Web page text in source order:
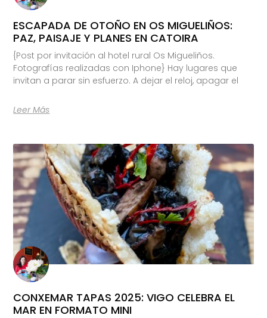
ESCAPADA DE OTOÑO EN OS MIGUELIÑOS:
PAZ, PAISAJE Y PLANES EN CATOIRA
{Post por invitación al hotel rural Os Migueliños.
Fotografías realizadas con Iphone} Hay lugares que
invitan a parar sin esfuerzo. A dejar el reloj, apagar el
Leer Más
CONXEMAR TAPAS 2025: VIGO CELEBRA EL
MAR EN FORMATO MINI